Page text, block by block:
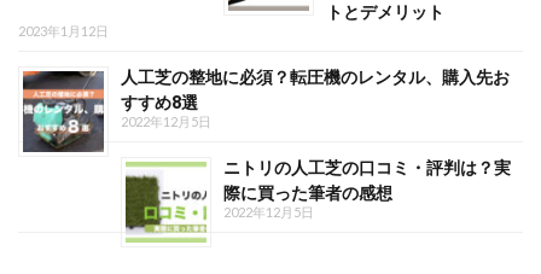
トとデメリット
2023年1月12日
人工芝の整地に必須？転圧機のレンタル、購入先お
すすめ8選
2022年12月5日
ニトリの人工芝の口コミ・評判は？実
際に買った筆者の感想
2022年12月5日